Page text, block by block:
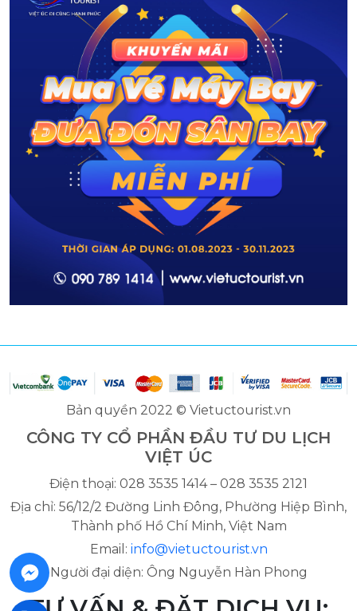
Bản quyền 2022 © Vietuctourist.vn
CÔNG TY CỔ PHẦN ĐẦU TƯ DU LỊCH
VIỆT ÚC
Điện thoại: 028 3535 1414 – 028 3535 2121
Địa chỉ: 56/12/2 Đường Linh Đông, Phường Hiệp Bình,
Thành phố Hồ Chí Minh, Việt Nam
Email: info@vietuctourist.vn
Người đại diện: Ông Nguyễn Hàn Phong